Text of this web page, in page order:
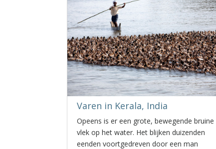
Varen in Kerala, India
Opeens is er een grote, bewegende bruine
vlek op het water. Het blijken duizenden
eenden voortgedreven door een man